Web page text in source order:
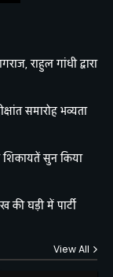
राहुल गांधी द्वारा
समारोह भव्यता
शिकायतें सुन किया
की घड़ी में पार्टी
View All